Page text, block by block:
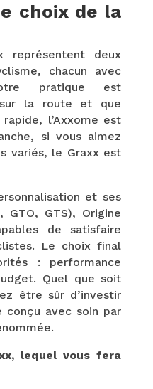
choix de la
représentent deux
chacun avec
pratique est
sur la route et que
l’Axxome est
si vous aimez
variés, le Graxx est
et ses
GTO, GTS), Origine
de satisfaire
Le choix final
: performance
Quel que soit
être sûr d’investir
conçu avec soin par
lequel vous fera